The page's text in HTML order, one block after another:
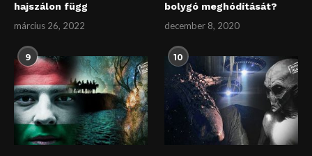
hajszálon függ
március 26, 2022
bolygó meghódítását?
december 8, 2020
9 10